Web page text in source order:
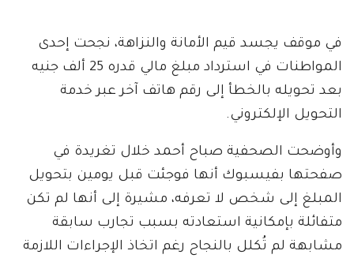
في موقف يجسد قيم الأمانة والنزاهة، نجحت إحدى
المواطنات في استرداد مبلغ مالي قدره 25 ألف جنيه
بعد تحويله بالخطأ إلى رقم هاتف آخر عبر خدمة
التحويل الإلكتروني.
وأوضحت الصحفية صباح أحمد خلال تغريدة في
صفحتها بفيسبوك أنها فوجئت قبل يومين بتحويل
المبلغ إلى شخص لا تعرفه، مشيرة إلى أنها لم تكن
متفائلة بإمكانية استعادته بسبب تجارب سابقة
مشابهة لم تُكلل بالنجاح رغم اتخاذ الإجراءات اللازمة